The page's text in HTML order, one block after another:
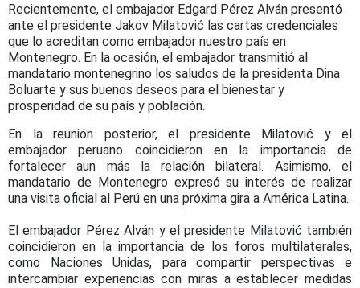
Recientemente, el embajador Edgard Pérez Alván presentó
ante el presidente Jakov Milatović las cartas credenciales
que lo acreditan como embajador nuestro país en
Montenegro. En la ocasión, el embajador transmitió al
mandatario montenegrino los saludos de la presidenta Dina
Boluarte y sus buenos deseos para el bienestar y
prosperidad de su país y población.
En la reunión posterior, el presidente Milatović y el
embajador peruano coincidieron en la importancia de
fortalecer aun más la relación bilateral. Asimismo, el
mandatario de Montenegro expresó su interés de realizar
una visita oficial al Perú en una próxima gira a América Latina.
El embajador Pérez Alván y el presidente Milatović también
coincidieron en la importancia de los foros multilaterales,
como Naciones Unidas, para compartir perspectivas e
intercambiar experiencias con miras a establecer medidas